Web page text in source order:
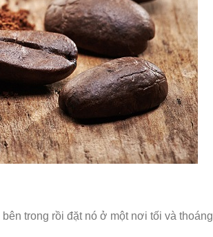
trong rồi đặt nó ở một nơi tối và thoáng